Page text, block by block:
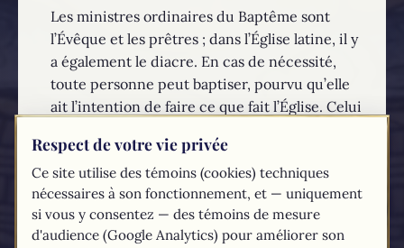
Les ministres ordinaires du Baptême sont
l’Évêque et les prêtres ; dans l’Église latine, il y
a également le diacre. En cas de nécessité,
toute personne peut baptiser, pourvu qu’elle
ait l’intention de faire ce que fait l’Église. Celui
candidat et prononce la formule baptismale
trinitaire : « Je te baptise au nom du Père, et
du Fils, et du Saint-Esprit ».
EN SAVOIR PLUS...
Respect de votre vie privée
Ce site utilise des témoins (cookies) techniques
nécessaires à son fonctionnement, et — uniquement
si vous y consentez — des témoins de mesure
d'audience (Google Analytics) pour améliorer son